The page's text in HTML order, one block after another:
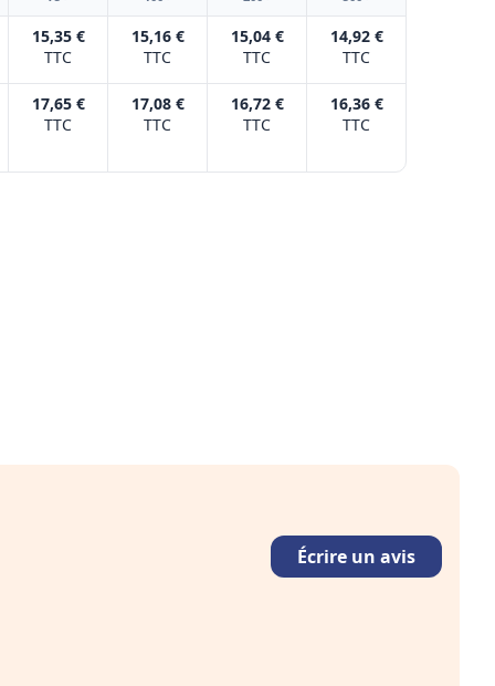
15,35 €
TTC
15,16 €
TTC
15,04 €
TTC
14,92 €
TTC
17,65 €
TTC
17,08 €
TTC
16,72 €
TTC
16,36 €
TTC
Écrire un avis